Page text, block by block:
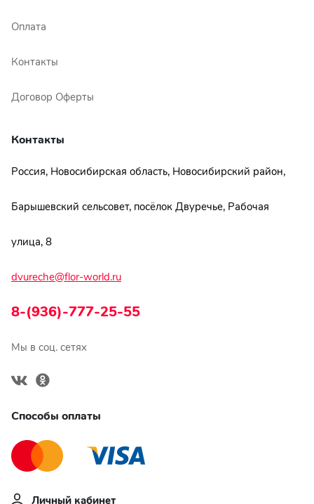
Оплата
Контакты
Договор Оферты
Контакты
Россия, Новосибирская область, Новосибирский район,
Барышевский сельсовет, посёлок Двуречье, Рабочая
улица, 8
dvureche@flor-world.ru
8-(936)-777-25-55
Мы в соц. сетях
Способы оплаты
Личный кабинет